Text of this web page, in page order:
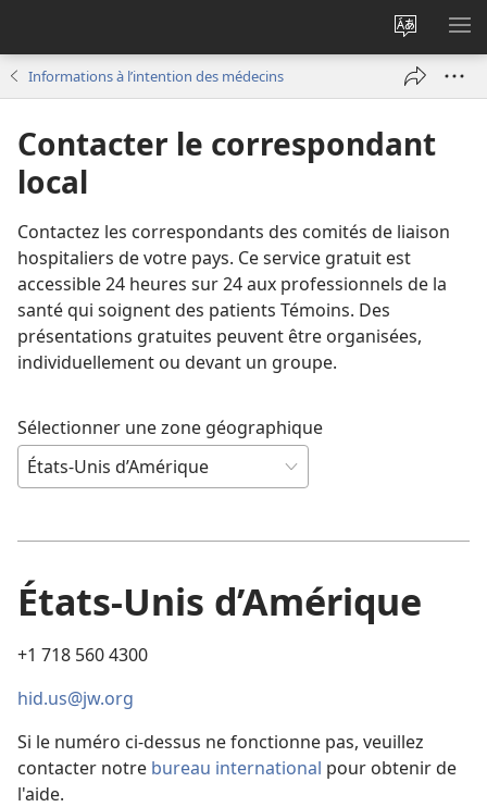
Changer
la
langue
site
Informations à l’intention des médecins
Contacter le correspondant
local
Contactez les correspondants des comités de liaison
hospitaliers de votre pays. Ce service gratuit est
accessible 24 heures sur 24 aux professionnels de la
santé qui soignent des patients Témoins. Des
présentations gratuites peuvent être organisées,
individuellement ou devant un groupe.
Sélectionner une zone géographique
États-Unis d’Amérique
+1 718 560 4300
hid.us@jw.org
Si le numéro ci-dessus ne fonctionne pas, veuillez
contacter notre bureau international pour obtenir de
l'aide.